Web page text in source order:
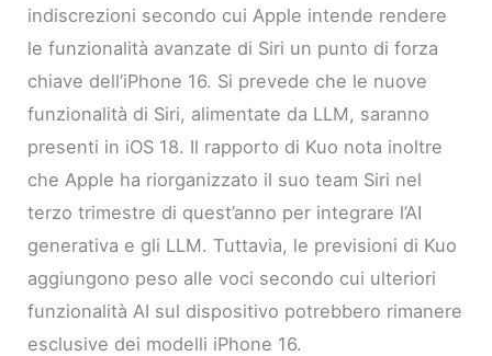
indiscrezioni secondo cui Apple intende rendere
le funzionalità avanzate di Siri un punto di forza
chiave dell’iPhone 16. Si prevede che le nuove
funzionalità di Siri, alimentate da LLM, saranno
presenti in iOS 18. Il rapporto di Kuo nota inoltre
che Apple ha riorganizzato il suo team Siri nel
terzo trimestre di quest’anno per integrare l’AI
generativa e gli LLM. Tuttavia, le previsioni di Kuo
aggiungono peso alle voci secondo cui ulteriori
funzionalità AI sul dispositivo potrebbero rimanere
esclusive dei modelli iPhone 16.